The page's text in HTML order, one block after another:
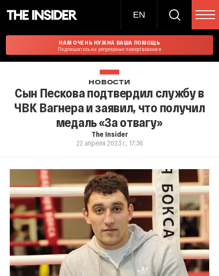
EN
НАМ ОЧЕНЬ НУЖНА ВАША ПОМОЩЬ
Подпишитесь на регулярные пожертвования
НОВОСТИ
Сын Пескова подтвердил службу в
ЧВК Вагнера и заявил, что получил
медаль «За отвагу»
The Insider
22 апреля 2023 г., 17:36